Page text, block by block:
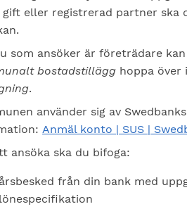
gift eller registrerad partner ska
som ansöker är företrädare
bostadstillägg hoppa över
.
använder sig av
Anmäl konto | SUS |
ansöka ska du bifoga:
årsbesked från din bank med
lönespecifikation